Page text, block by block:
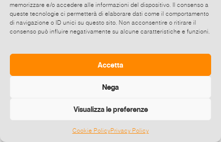
memorizzare e/o accedere alle informazioni del dispositivo. Il consenso a
queste tecnologie ci permetterà di elaborare dati come il comportamento
di navigazione o ID unici su questo sito. Non acconsentire o ritirare il
consenso può influire negativamente su alcune caratteristiche e funzioni.
Accetta
Nega
Visualizza le preferenze
Cookie PolicyPrivacy Policy
©2026 E-zine